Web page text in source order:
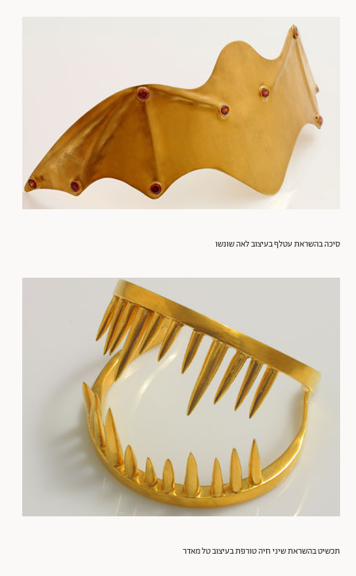
סיכה בהשראת עטלף בעיצוב לאה שונשו
תכשיט בהשראת שיני חיה טורפת בעיצוב טל מאדר